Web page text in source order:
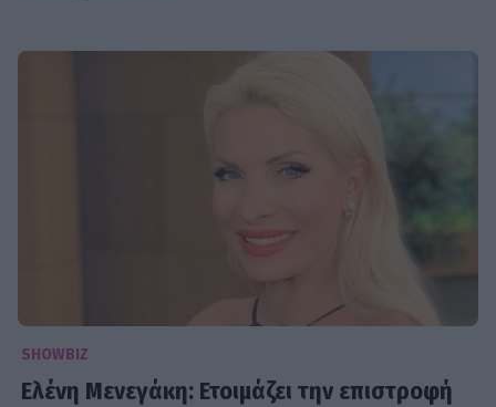
SHOWBIZ
Ελένη Μενεγάκη: Ετοιμάζει την επιστροφή